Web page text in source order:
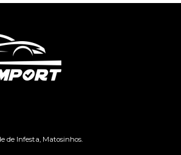
de Infesta, Matosinhos.